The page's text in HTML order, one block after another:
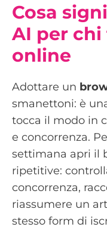
Cosa
AI per chi
online
Adottare un
smanettoni: è
tocca il modo in
e concorrenza.
settimana apri il
ripetitive:
concorrenza,
riassumere un
stesso form di